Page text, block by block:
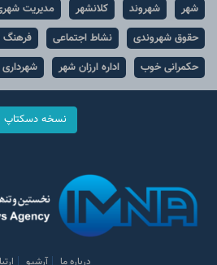
شهر شهروند کلانشهر مدیریت
حقوق شهروندی
نشاط اجتماعی فرهنگ
حکمرانی خوب
اداره ارزان شهر شهرداری
نسخه دسکتاپ
درباره ما آرشیو